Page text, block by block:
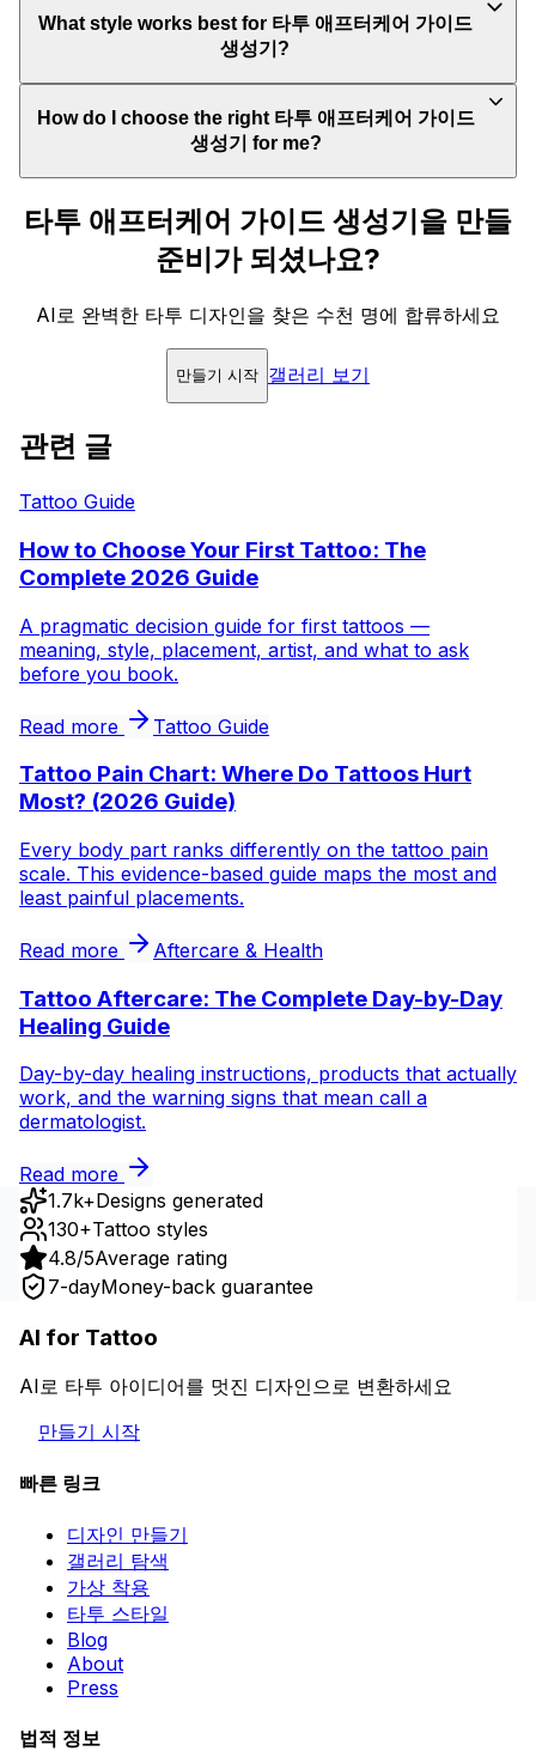
What style works best for 타투 애프터케어 가이드
생성기?
How do I choose the right 타투 애프터케어 가이드
생성기 for me?
타투 애프터케어 가이드 생성기을 만들
준비가 되셨나요?
AI로 완벽한 타투 디자인을 찾은 수천 명에 합류하세요
만들기 시작 갤러리 보기
관련 글
Tattoo Guide
How to Choose Your First Tattoo: The
Complete 2026 Guide
A pragmatic decision guide for first tattoos —
meaning, style, placement, artist, and what to ask
before you book.
Read more Tattoo Guide
Tattoo Pain Chart: Where Do Tattoos Hurt
Most? (2026 Guide)
Every body part ranks differently on the tattoo pain
scale. This evidence-based guide maps the most and
least painful placements.
Read more Aftercare & Health
Tattoo Aftercare: The Complete Day-by-Day
Healing Guide
Day-by-day healing instructions, products that actually
work, and the warning signs that mean call a
dermatologist.
Read more
1.7k+Designs generated
130+Tattoo styles
4.8/5Average rating
7-dayMoney-back guarantee
AI for Tattoo
AI로 타투 아이디어를 멋진 디자인으로 변환하세요
만들기 시작
빠른 링크
디자인 만들기
갤러리 탐색
가상 착용
타투 스타일
Blog
About
Press
법적 정보